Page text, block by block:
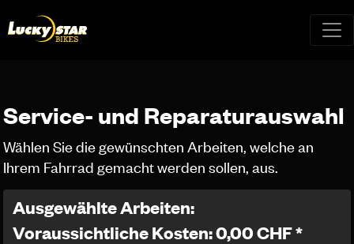
Service- und Reparaturauswahl
Wählen Sie die gewünschten Arbeiten, welche an
Ihrem Fahrrad gemacht werden sollen, aus.
Ausgewählte Arbeiten:
Voraussichtliche Kosten: 0,00 CHF *